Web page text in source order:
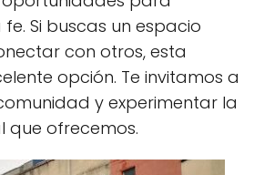
Si buscas un espacio
con otros, esta
opción. Te invitamos a
y experimentar la
que ofrecemos.